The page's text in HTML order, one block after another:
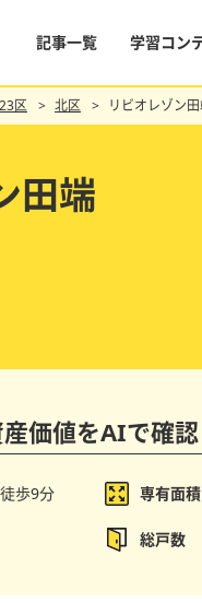
記事一覧 学習コン
区 北区 リビオレゾン
田端
価値をAIで確認
歩9分 専有面積
総戸数